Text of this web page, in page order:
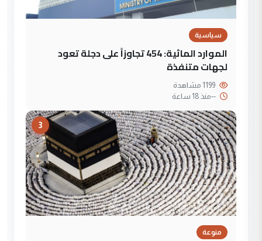
سياسية
الموارد المائية: 454 تجاوزاً على دجلة تعود
لجهات متنفذة
--منذ 18 ساعة
3
منوعة